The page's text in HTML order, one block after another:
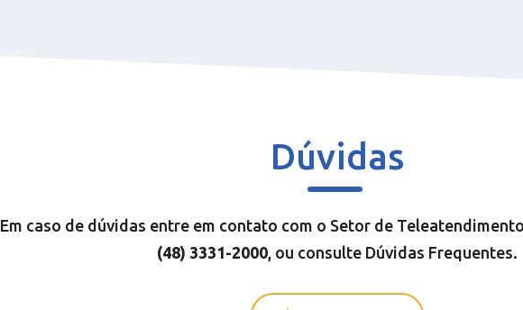
Dúvidas
Em caso de dúvidas entre em contato com o Setor de
(48) 3331-2000, ou consulte Dúvidas Frequentes.